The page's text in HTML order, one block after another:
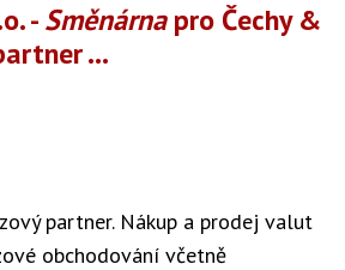
-Směnárnapro Čechy &
...
partner. Nákup a prodej valut
obchodování včetně